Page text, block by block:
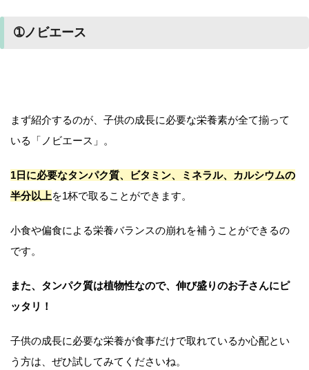
➀ノビエース
まず紹介するのが、子供の成長に必要な栄養素が全て揃って
いる「ノビエース」。
1日に必要なタンパク質、ビタミン、ミネラル、カルシウムの
半分以上を1杯で取ることができます。
小食や偏食による栄養バランスの崩れを補うことができるの
です。
また、タンパク質は植物性なので、伸び盛りのお子さんにピ
ッタリ！
子供の成長に必要な栄養が食事だけで取れているか心配とい
う方は、ぜひ試してみてくださいね。